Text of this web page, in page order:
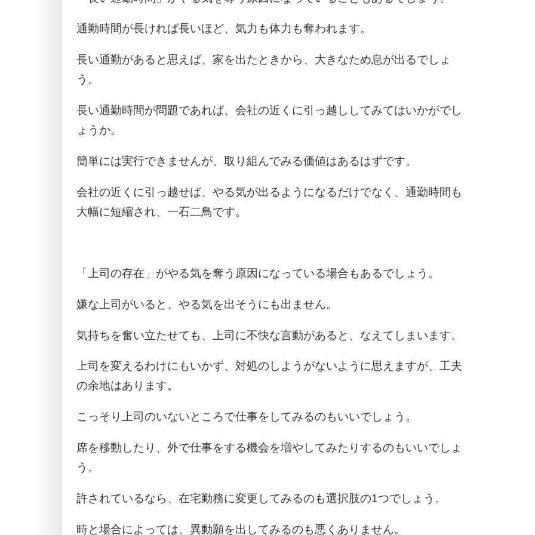
通勤時間が長ければ長いほど、気力も体力も奪われます。
長い通勤があると思えば、家を出たときから、大きなため息が出るでしょ
う。
長い通勤時間が問題であれば、会社の近くに引っ越ししてみてはいかがでし
ょうか。
簡単には実行できませんが、取り組んでみる価値はあるはずです。
会社の近くに引っ越せば、やる気が出るようになるだけでなく、通勤時間も
大幅に短縮され、一石二鳥です。
「上司の存在」がやる気を奪う原因になっている場合もあるでしょう。
嫌な上司がいると、やる気を出そうにも出ません。
気持ちを奮い立たせても、上司に不快な言動があると、なえてしまいます。
上司を変えるわけにもいかず、対処のしようがないように思えますが、工夫
の余地はあります。
こっそり上司のいないところで仕事をしてみるのもいいでしょう。
席を移動したり、外で仕事をする機会を増やしてみたりするのもいいでしょ
う。
許されているなら、在宅勤務に変更してみるのも選択肢の1つでしょう。
時と場合によっては、異動願を出してみるのも悪くありません。